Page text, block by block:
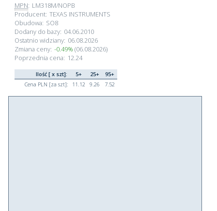
MPN: LM318M/NOPB
Producent: TEXAS INSTRUMENTS
Obudowa: SO8
Dodany do bazy: 04.06.2010
Ostatnio widziany: 06.08.2026
Zmiana ceny: -0.49% (06.08.2026)
Poprzednia cena: 12.24
Ilość [ x szt]: 5+ 25+
95+
Cena PLN [za szt]:
11.12 9.26 7.52